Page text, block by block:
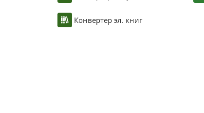
Конвертер эл. книг